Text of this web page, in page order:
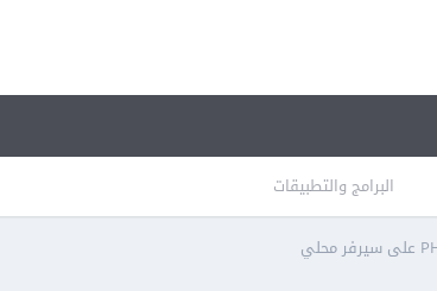
البرامج والتطبيقات